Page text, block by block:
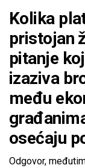
Kolika
pristojan
pitanje
izaziva
među
osećaju
Odgovor,